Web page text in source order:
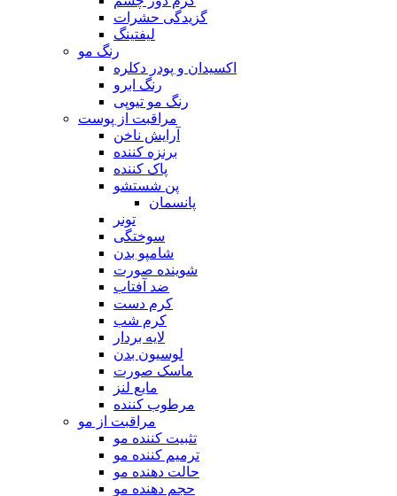
گزیدگی حشرات
لیفتینگ
رنگ مو
اکسیدان و پودر دکلره
رنگ ابرو
رنگ مو تیوپی
مراقبت از پوست
آرایش ناخن
برنزه کننده
پاک کننده
پن شستشو
پانسمان
تونر
سوختگی
شامپو بدن
شوینده صورت
ضد آفتاب
کرم دست
کرم شب
لایه بردار
لوسیون بدن
ماسک صورت
مایع لنز
مرطوب کننده
مراقبت از مو
تثبیت کننده مو
ترمیم کننده مو
حالت دهنده مو
حجم دهنده مو